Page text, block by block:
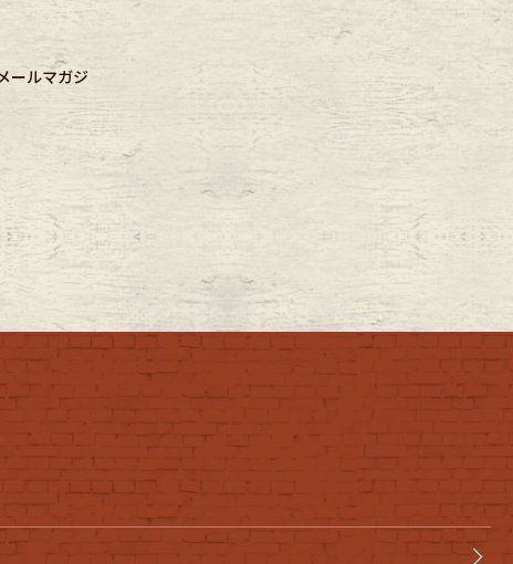
ールマガジ